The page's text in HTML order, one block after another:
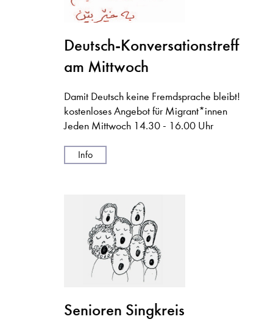
Deutsch-Konversationstreff
am Mittwoch
Damit Deutsch keine Fremdsprache bleibt!
kostenloses Angebot für Migrant*innen
Jeden Mittwoch 14.30 - 16.00 Uhr
Info
Senioren Singkreis